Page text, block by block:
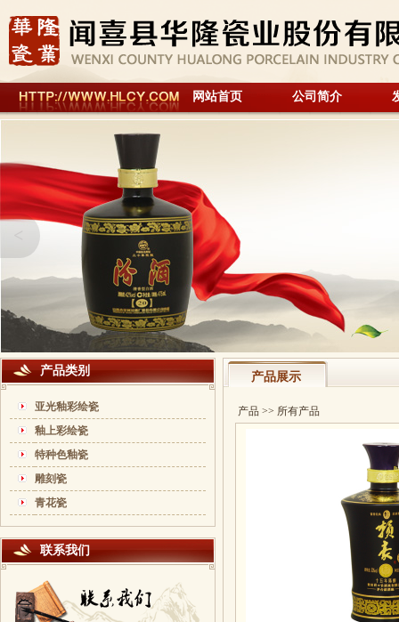
网站首页 公司简介
产品类别
亚光釉彩绘瓷
釉上彩绘瓷
特种色釉瓷
雕刻瓷
青花瓷
联系我们
产品展示
产品 >> 所有产品